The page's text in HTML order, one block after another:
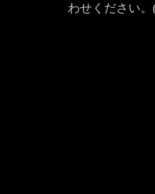
わせください。